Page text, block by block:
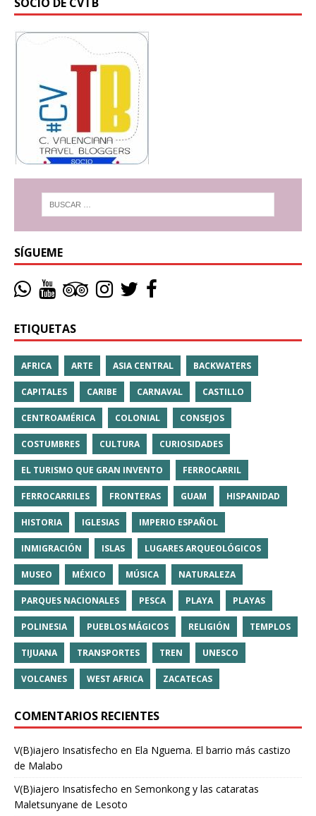
SÍGUEME
ETIQUETAS
AFRICA ARTE ASIA CENTRAL BACKWATERS
CAPITALES CARIBE CARNAVAL CASTILLO
CENTROAMÉRICA COLONIAL CONSEJOS
COSTUMBRES CULTURA CURIOSIDADES
EL TURISMO QUE GRAN INVENTO FERROCARRIL
FERROCARRILES FRONTERAS GUAM HISPANIDAD
HISTORIA IGLESIAS IMPERIO ESPAÑOL
INMIGRACIÓN ISLAS LUGARES ARQUEOLÓGICOS
MUSEO MÉXICO MÚSICA NATURALEZA
PARQUES NACIONALES PESCA PLAYA PLAYAS
POLINESIA PUEBLOS MÁGICOS RELIGIÓN TEMPLOS
TIJUANA TRANSPORTES TREN UNESCO
VOLCANES WEST AFRICA ZACATECAS
COMENTARIOS RECIENTES
V(B)iajero Insatisfecho en Ela Nguema. El barrio más castizo
de Malabo
V(B)iajero Insatisfecho en Semonkong y las cataratas
Maletsunyane de Lesoto